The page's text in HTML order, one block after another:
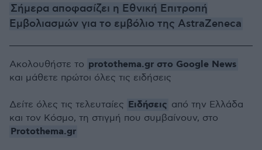
Σήμερα αποφασίζει η Εθνική Επιτροπή
Εμβολιασμών για το εμβόλιο της AstraZeneca
Ακολουθήστε το protothema.gr στο Google News
και μάθετε πρώτοι όλες τις ειδήσεις
Δείτε όλες τις τελευταίες Ειδήσεις από την Ελλάδα
και τον Κόσμο, τη στιγμή που συμβαίνουν, στο
Protothema.gr